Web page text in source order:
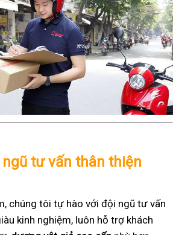
tư vấn thân thiện
chúng tôi tự hào với đội ngũ tư vấn
kinh nghiệm, luôn hỗ trợ khách